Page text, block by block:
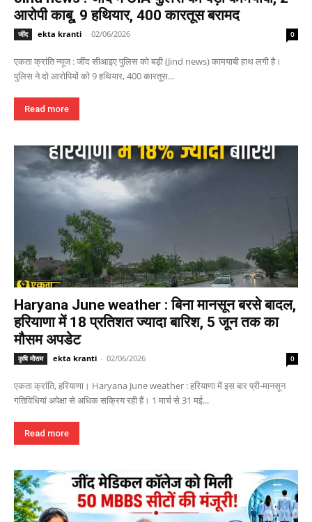
आरोपी काबू, 9 हथियार, 400 कारतूस बरामद
जींद ekta kranti - 02/06/2026 0
एकता क्रांति न्यूज : जींद सीआइए पुलिस को बड़ी (Jind news) कामयाबी हाथ लगी है।
पुलिस ने दो आरोपियों को 9 हथियार, 400 कारतूस...
Read more
Haryana June weather : बिना मानसून बरसे बादल,
हरियाणा में 18 प्रतिशत ज्यादा बारिश, 5 जून तक का
मौसम अपडेट
कृषि मौसम ekta kranti - 02/06/2026 0
एकता क्रांति, हरियाणा। Haryana June weather : हरियाणा में इस बार प्री-मानसून
गतिविधियां अपेक्षा से अधिक सक्रिय रही हैं। 1 मार्च से 31 मई...
Read more